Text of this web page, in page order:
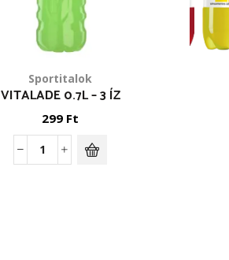
Sportitalok
VITALADE 0.7L – 3 ÍZ
299 Ft
Vitalade